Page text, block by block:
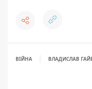
ВІЙНА ВЛАДИСЛАВ